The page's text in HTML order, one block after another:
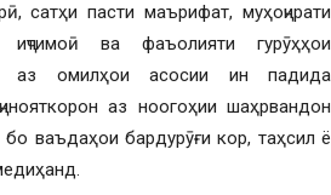
сатҳи пасти маърифат, муҳоҷирати
иҷтимоӣ ва фаъолияти гурӯҳҳои
аз омилҳои асосии ин падида
аз ноогоҳии шаҳрвандон
ваъдаҳои бардурӯғи кор, таҳсил ё